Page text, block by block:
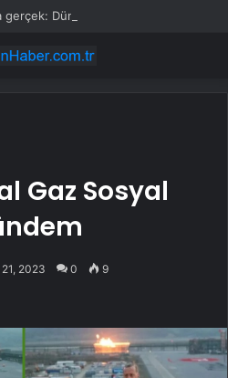
Gaz Sosyal
2023 0 9